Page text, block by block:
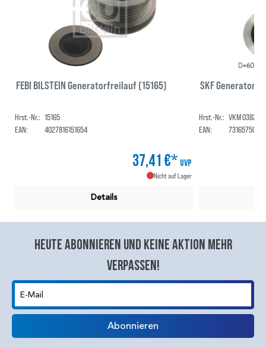
FEBI BILSTEIN Generatorfreilauf (15165)
Hrst.-Nr.: 15165
EAN:
4027816151654
37,41 €* UVP
Nicht auf Lager
Details
SKF
Hrst.-Nr.: VKM 03822
EAN:
Heute abonnieren und keine aktion mehr
verpassen!
E-Mail
Abonnieren